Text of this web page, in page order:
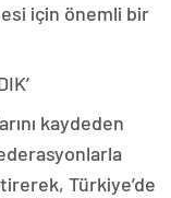
için önemli bir
kaydeden
Türkiye’de